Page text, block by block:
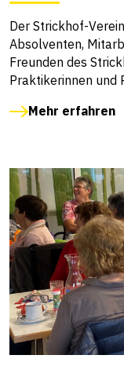
Der Strickhof-
Absolventen,
Freunden des
Praktikerinnen und
Mehr erfahren